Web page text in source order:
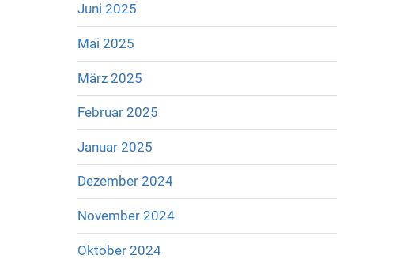
Juni 2025
Mai 2025
März 2025
Februar 2025
Januar 2025
Dezember 2024
November 2024
Oktober 2024